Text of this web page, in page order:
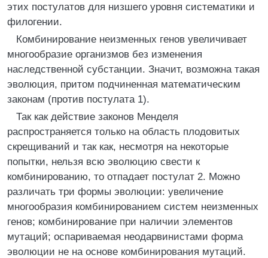
этих постулатов для низшего уровня систематики и
филогении.
Комбинирование неизменных генов увеличивает
многообразие организмов без изменения
наследственной субстанции. Значит, возможна такая
эволюция, притом подчиненная математическим
законам (против постулата 1).
Так как действие законов Менделя
распространяется только на область плодовитых
скрещиваний и так как, несмотря на некоторые
попытки, нельзя всю эволюцию свести к
комбинированию, то отпадает постулат 2. Можно
различать три формы эволюции: увеличение
многообразия комбинированием систем неизменных
генов; комбинирование при наличии элементов
мутаций; оспариваемая неодарвинистами форма
эволюции не на основе комбинирования мутаций.